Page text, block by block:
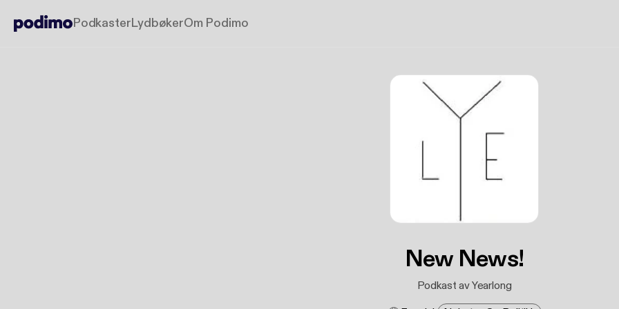
PodkasterLydbøkerOm Podimo
New News!
Podkast av Yearlong